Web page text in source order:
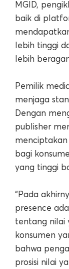
MGID,
baik di
lebih tinggi
lebih
Pemilik
menjaga
Dengan
publisher
bagi
yang tinggi
“Pada
presence
tentang nilai
konsumen
bahwa
prosisi nilai